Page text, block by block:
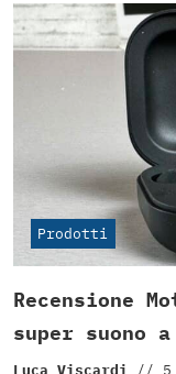
Prodotti
Recensione
super suono